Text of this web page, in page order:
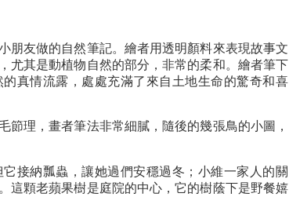
朋友做的自然筆記。繪者用透明顏料來表現故事文
尤其是動植物自然的部分，非常的柔和。繪者筆下
真情流露，處處充滿了來自土地生命的驚奇和喜
節理，畫者筆法非常細膩，隨後的幾張鳥的小圖，
接納瓢蟲，讓她過們安穩過冬；小維一家人的關
這顆老蘋果樹是庭院的中心，它的樹蔭下是野餐嬉